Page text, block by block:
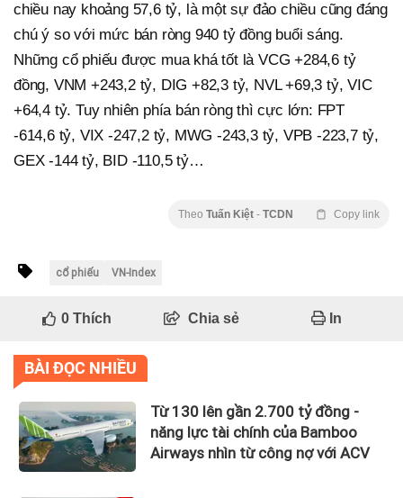
chiều nay khoảng 57,6 tỷ, là một sự đảo chiều cũng đáng
chú ý so với mức bán ròng 940 tỷ đồng buổi sáng.
Những cổ phiếu được mua khá tốt là VCG +284,6 tỷ
đồng, VNM +243,2 tỷ, DIG +82,3 tỷ, NVL +69,3 tỷ, VIC
+64,4 tỷ. Tuy nhiên phía bán ròng thì cực lớn: FPT
-614,6 tỷ, VIX -247,2 tỷ, MWG -243,3 tỷ, VPB -223,7 tỷ,
GEX -144 tỷ, BID -110,5 tỷ…
Theo Tuấn Kiệt - TCDN Copy link
cổ phiếu VN-Index
0Thích Chia sẻ In
BÀI ĐỌC NHIỀU
Từ 130 lên gần 2.700 tỷ đồng -
năng lực tài chính của Bamboo
Airways nhìn từ công nợ với ACV